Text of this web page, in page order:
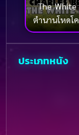
The White
ตำนานโหดโ
ประเภทหนัง